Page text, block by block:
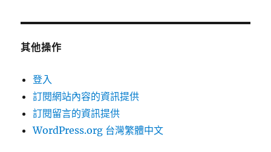
其他操作
登入
訂閱網站內容的資訊提供
訂閱留言的資訊提供
WordPress.org 台灣繁體中文